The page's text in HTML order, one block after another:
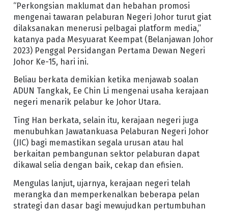
“Perkongsian maklumat dan hebahan promosi
mengenai tawaran pelaburan Negeri Johor turut giat
dilaksanakan menerusi pelbagai platform media,”
katanya pada Mesyuarat Keempat (Belanjawan Johor
2023) Penggal Persidangan Pertama Dewan Negeri
Johor Ke-15, hari ini.
Beliau berkata demikian ketika menjawab soalan
ADUN Tangkak, Ee Chin Li mengenai usaha kerajaan
negeri menarik pelabur ke Johor Utara.
Ting Han berkata, selain itu, kerajaan negeri juga
menubuhkan Jawatankuasa Pelaburan Negeri Johor
(JIC) bagi memastikan segala urusan atau hal
berkaitan pembangunan sektor pelaburan dapat
dikawal selia dengan baik, cekap dan efisien.
Mengulas lanjut, ujarnya, kerajaan negeri telah
merangka dan memperkenalkan beberapa pelan
strategi dan dasar bagi mewujudkan pertumbuhan